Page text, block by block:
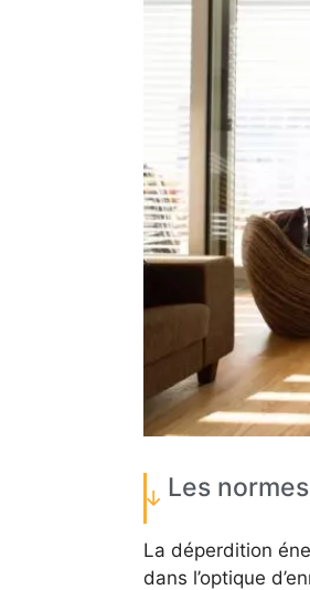
Les
La déperdition
dans l’optique